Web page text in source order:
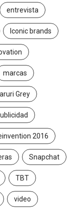
entrevista
Iconic brands
marcas
Grey
2016
Snapchat
TBT
video